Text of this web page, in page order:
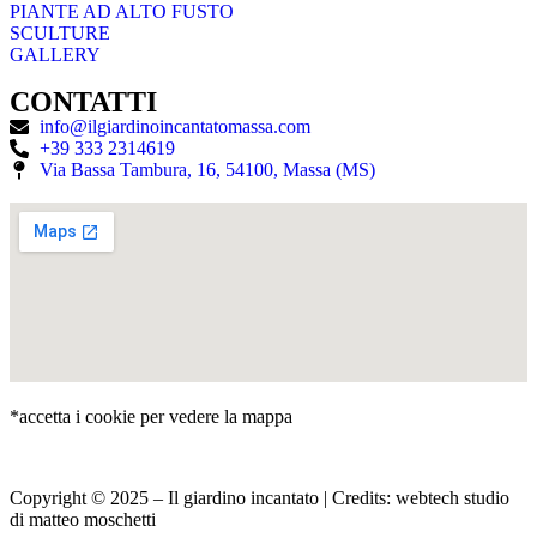
PIANTE AD ALTO FUSTO
SCULTURE
GALLERY
CONTATTI
info@ilgiardinoincantatomassa.com
+39 333 2314619
Via Bassa Tambura, 16, 54100, Massa (MS)
*accetta i cookie per vedere la mappa
Copyright © 2025 – Il giardino incantato | Credits: webtech studio
di matteo moschetti